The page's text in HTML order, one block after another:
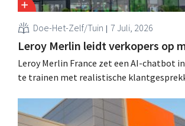
Doe-Het-Zelf/Tuin 7 Juli, 2026
Leroy Merlin leidt verkopers op
Leroy Merlin France zet een AI-chatbot
te trainen met realistische
proefproject in acht winkels en leverde
retailer meer vertrouwen bij teams,